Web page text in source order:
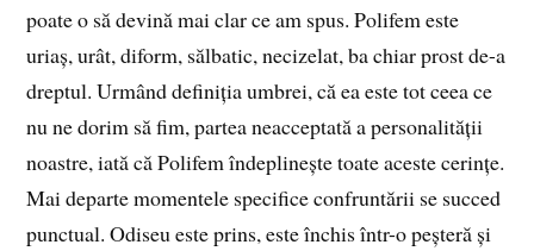
poate o să devină mai clar ce am spus. Polifem este
uriaș, urât, diform, sălbatic, necizelat, ba chiar prost de-a
dreptul. Urmând definiția umbrei, că ea este tot ceea ce
nu ne dorim să fim, partea neacceptată a personalității
noastre, iată că Polifem îndeplinește toate aceste cerințe.
Mai departe momentele specifice confruntării se succed
punctual. Odiseu este prins, este închis într-o peșteră și